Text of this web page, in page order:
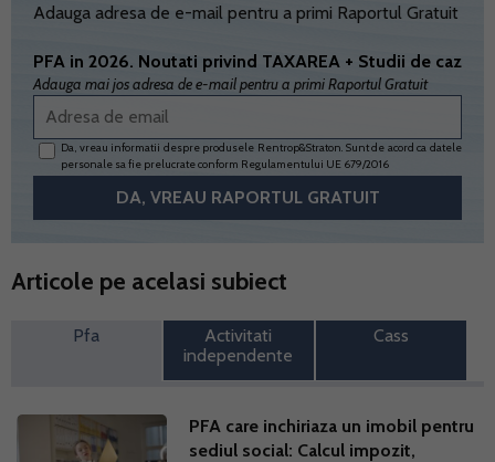
Adauga adresa de e-mail pentru a primi Raportul Gratuit
PFA in 2026. Noutati privind TAXAREA + Studii de caz
Adauga mai jos adresa de e-mail pentru a primi Raportul Gratuit
Da, vreau informatii despre produsele Rentrop&Straton. Sunt de acord ca datele
personale sa fie prelucrate conform Regulamentului UE 679/2016
Articole pe acelasi subiect
Pfa
Activitati
independente
Cass
PFA care inchiriaza un imobil pentru
sediul social: Calcul impozit,